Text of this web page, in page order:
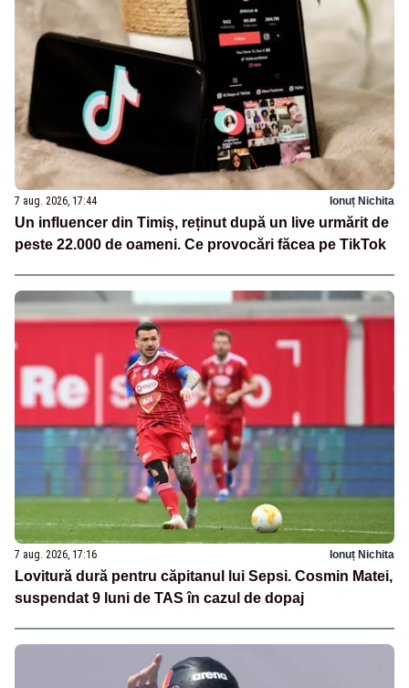
7 aug. 2026, 17:44 Ionuț Nichita
Un influencer din Timiș, reținut după un live urmărit de
peste 22.000 de oameni. Ce provocări făcea pe TikTok
7 aug. 2026, 17:16 Ionuț Nichita
Lovitură dură pentru căpitanul lui Sepsi. Cosmin Matei,
suspendat 9 luni de TAS în cazul de dopaj